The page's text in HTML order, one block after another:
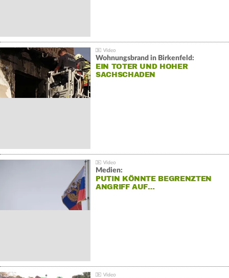
Wohnungsbrand in Birkenfeld:
EIN TOTER UND HOHER
SACHSCHADEN
Medien:
PUTIN KÖNNTE BEGRENZTEN
ANGRIFF AUF…